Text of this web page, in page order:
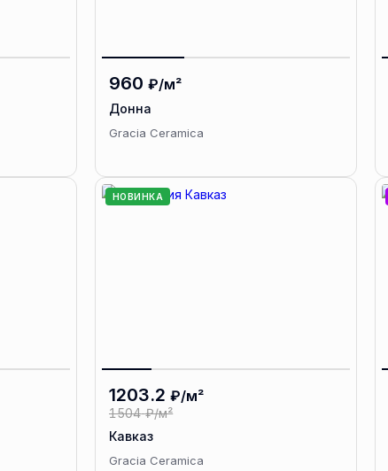
960 ₽/м²
Донна
Gracia Ceramica
НОВИНКА
1203.2 ₽/м²
1504 ₽/м²
Кавказ
Gracia Ceramica